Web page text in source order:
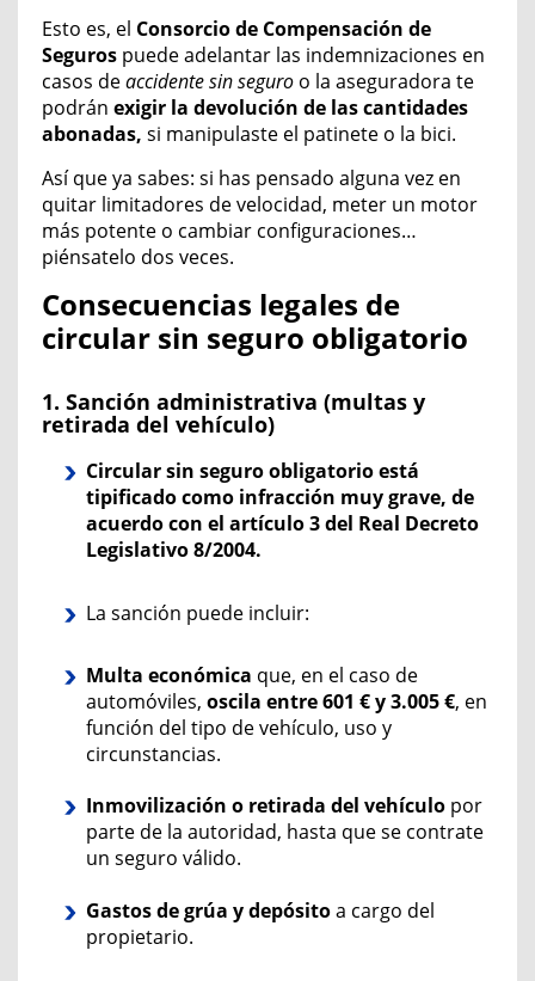
Esto es, el Consorcio de Compensación de
Seguros puede adelantar las indemnizaciones en
casos deaccidente sin seguro o la aseguradora te
podrán exigir la devolución de las cantidades
abonadas, si manipulaste el patinete o la bici.
Así que ya sabes: si has pensado alguna vez en
quitar limitadores de velocidad, meter un motor
más potente o cambiar configuraciones…
piénsatelo dos veces.
Consecuencias legales de
circular sin seguro obligatorio
1. Sanción administrativa (multas y
retirada del vehículo)
Circular sin seguro obligatorio está
tipificado como infracción muy grave, de
acuerdo con el artículo 3 del Real Decreto
Legislativo 8/2004.
La sanción puede incluir:
Multa económica que, en el caso de
automóviles, oscila entre 601 € y 3.005 €, en
función del tipo de vehículo, uso y
circunstancias.
Inmovilización o retirada del vehículo por
parte de la autoridad, hasta que se contrate
un seguro válido.
Gastos de grúa y depósitoa cargo del
propietario.